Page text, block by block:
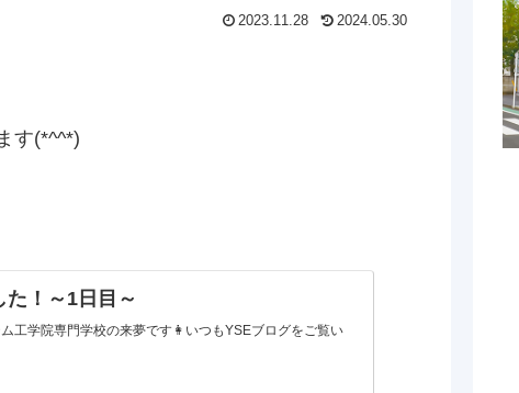
2023.11.28 2024.05.30
す(*^^*)
！～1日目～
工学院専門学校の来夢です👩いつもYSEブログをご覧い